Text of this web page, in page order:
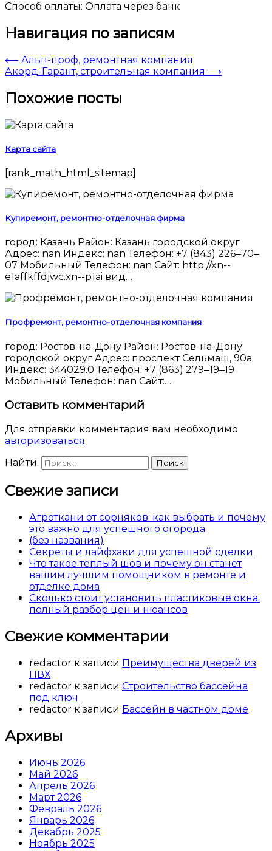
Способ оплаты: Оплата через банк
Навигация по записям
⟵ Альп-проф, ремонтная компания
Акорд-Гарант, строительная компания ⟶
Похожие посты
Карта сайта
[rank_math_html_sitemap]
Купиремонт, ремонтно-отделочная фирма
город: Казань Район: Казань городской округ
Адрес: nan Индекс: nan Телефон: +7 (843) 226‒70‒
07 Мобильный Телефон: nan Сайт: http://xn--
e1affkffdjwc.xn--p1ai вид…
Профремонт, ремонтно-отделочная компания
город: Ростов-на-Дону Район: Ростов-на-Дону
городской округ Адрес: проспект Сельмаш, 90а
Индекс: 344029.0 Телефон: +7 (863) 279‒19‒19
Мобильный Телефон: nan Сайт:…
Оставить комментарий
Для отправки комментария вам необходимо
авторизоваться.
Найти:
Свежие записи
Агроткани от сорняков: как выбрать и почему
это важно для успешного огорода
(без названия)
Секреты и лайфхаки для успешной сделки
Что такое теплый шов и почему он станет
вашим лучшим помощником в ремонте и
отделке дома
Сколько стоит установить пластиковые окна:
полный разбор цен и нюансов
Свежие комментарии
redactor к записи Преимущества дверей из
ПВХ
redactor к записи Строительство бассейна
под ключ
redactor к записи Бассейн в частном доме
Архивы
Июнь 2026
Май 2026
Апрель 2026
Март 2026
Февраль 2026
Январь 2026
Декабрь 2025
Ноябрь 2025